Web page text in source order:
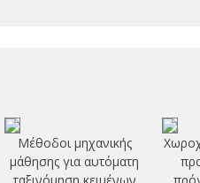
Μέθοδοι μηχανικής
μάθησης για αυτόματη